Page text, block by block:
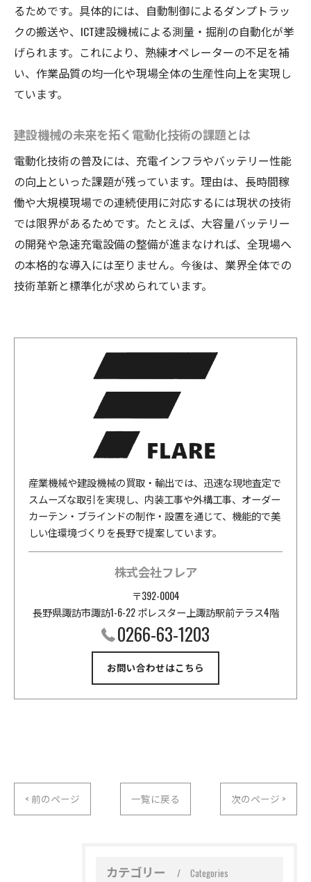
るためです。具体的には、自動制御によるダンプトラッ
クの搬送や、ICT建設機械による測量・掘削の自動化が挙
げられます。これにより、熟練オペレーターの不足を補
い、作業品質の均一化や現場全体の生産性向上を実現し
ています。
建設機械の未来を拓く電動化技術の課題とは
電動化技術の普及には、充電インフラやバッテリー性能
の向上といった課題が残っています。理由は、長時間稼
働や大規模現場での連続使用に対応するには現状の技術
では限界があるためです。たとえば、大容量バッテリー
の開発や急速充電設備の整備が進まなければ、全現場へ
の本格的な導入には至りません。今後は、業界全体での
技術革新と標準化が求められています。
産業機械や建設機械の買取・輸出では、迅速な現地査定で
スムーズな取引を実現し、内装工事や外構工事、オーダー
カーテン・ブラインドの制作・設置を通じて、機能的で美
しい住環境づくりを長野で提案しています。
株式会社フレア
〒392-0004
長野県諏訪市諏訪1-6-22 ポレスター上諏訪駅前テラス4階
0266-63-1203
お問い合わせはこちら
< 前のページ 一覧に戻る 次のページ >
カテゴリー Categories